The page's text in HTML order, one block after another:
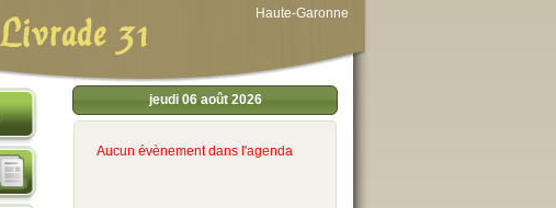
31 Haute-Garonne
jeudi 06 août 2026
Aucun évènement dans l'agenda